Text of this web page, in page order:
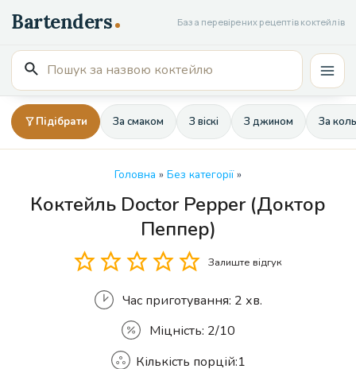
до
вмісту
База перевірених рецептів коктейлів
Пошук
для:
Підібрати За смаком З віскі З джином За
Головна » Без категорії»
Коктейль Doctor Pepper (Доктор
Пеппер)
Залиште відгук
Час приготування: 2 хв.
Міцність: 2/10
Кількість
Кількість порцій:1